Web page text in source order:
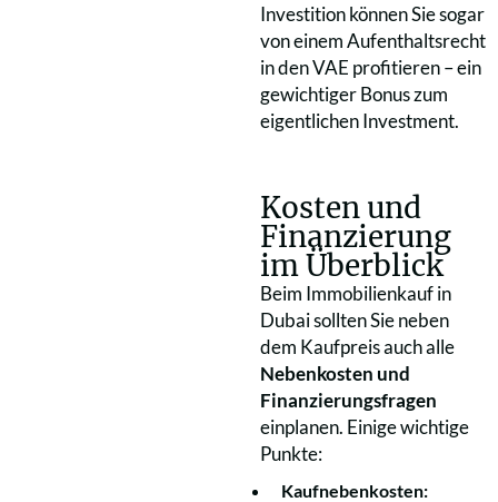
Investition können Sie sogar
von einem Aufenthaltsrecht
in den VAE profitieren – ein
gewichtiger Bonus zum
eigentlichen Investment.
Kosten und
Finanzierung
im Überblick
Beim Immobilienkauf in
Dubai sollten Sie neben
dem Kaufpreis auch alle
Nebenkosten und
Finanzierungsfragen
einplanen. Einige wichtige
Punkte:
Kaufnebenkosten: